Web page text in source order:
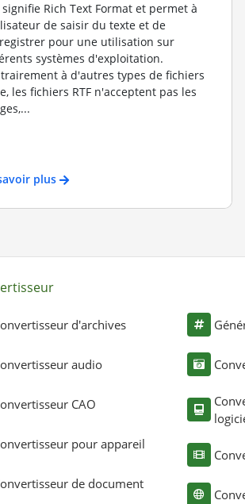
signifie Rich Text Format et permet à
de saisir du texte et de
pour une utilisation sur
systèmes d'exploitation.
à d'autres types de fichiers
les fichiers RTF n'acceptent pas les
plus
d'archives
audio
CAO
pour appareil
de document